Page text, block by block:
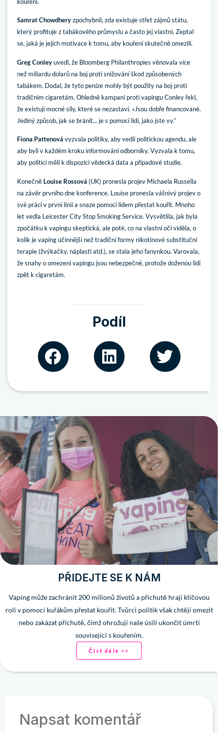
Samrat Chowdheryzpochybnil, zda existuje střet zájmů státu,
který profituje z tabákového průmyslu a často jej vlastní. Zeptal
se, jaká je jejich motivace k tomu, aby kouření skutečně omezili.
Greg Conleyuvedl, že Bloomberg Philanthropies věnovala více
než miliardu dolarů na boj proti snižování škod způsobených
tabákem. Dodal, že tyto peníze mohly být použity na boj proti
tradičním cigaretám. Ohledně kampaní proti vapingu Conley řekl,
že existují mocné síly, které se nezastaví. «Jsou dobře financované.
Jediný způsob, jak se bránit... je s pomocí lidí, jako jste vy.”
Fiona Pattenová vyzvala politiky, aby vedli politickou agendu, ale
aby byli v každém kroku informováni odborníky. Vyzvala k tomu,
aby politici měli k dispozici vědecká data a případové studie.
Konečně Louise Rossová (UK) pronesla projev Michaela Russella
na závěr prvního dne konference. Louise pronesla vášnivý projev o
své práci v první linii a snaze pomoci lidem přestat kouřit. Mnoho
let vedla Leicester City Stop Smoking Service. Vysvětlila, jak byla
zpočátku k vapingu skeptická, ale poté, co na vlastní oči viděla, o
kolik je vaping účinnější než tradiční formy nikotinové substituční
terapie (žvýkačky, náplasti atd.), se stala jeho fanynkou. Varovala,
že snahy o omezení vapingu jsou nebezpečné, protože doženou lidi
zpět k cigaretám.
Podíl
PŘIDEJTE SE K NÁM
Vaping může zachránit 200 milionů životů a příchutě hrají klíčovou
roli v pomoci kuřákům přestat kouřit. Tvůrci politik však chtějí omezit
nebo zakázat příchutě, čímž ohrožují naše úsilí ukončit úmrtí
související s kouřením.
Číst dále >>
Napsat komentář